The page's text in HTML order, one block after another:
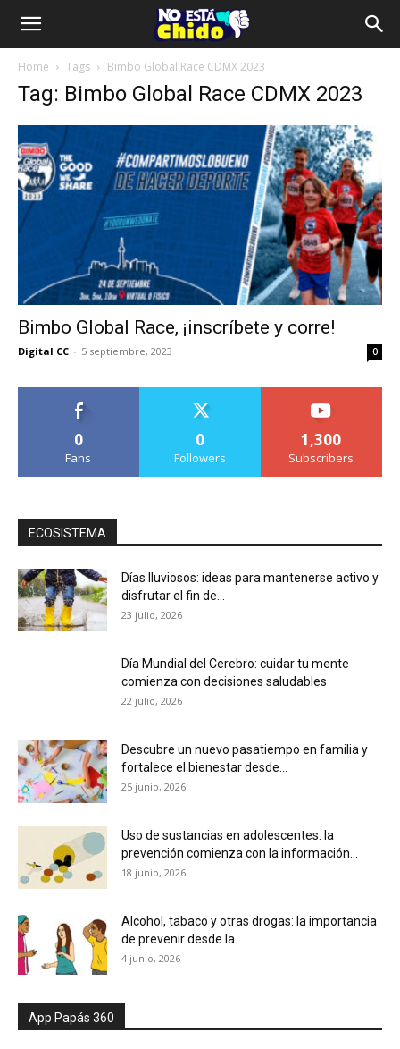
Home Tags Bimbo Global Race CDMX 2023
Tag: Bimbo Global Race CDMX 2023
Bimbo Global Race, ¡inscríbete y corre!
Digital CC - 5 septiembre, 2023 0
0
Fans
0
Followers
1,300
Subscribers
ECOSISTEMA
Días lluviosos: ideas para mantenerse activo y
disfrutar el fin de...
23 julio, 2026
Día Mundial del Cerebro: cuidar tu mente
comienza con decisiones saludables
22 julio, 2026
Descubre un nuevo pasatiempo en familia y
fortalece el bienestar desde...
25 junio, 2026
Uso de sustancias en adolescentes: la
prevención comienza con la información...
18 junio, 2026
Alcohol, tabaco y otras drogas: la importancia
de prevenir desde la...
4 junio, 2026
App Papás 360